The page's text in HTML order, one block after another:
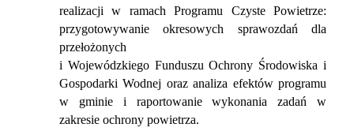
realizacji w ramach Programu Czyste Powietrze:
przygotowywanie okresowych sprawozdań dla
przełożonych
i Wojewódzkiego Funduszu Ochrony Środowiska i
Gospodarki Wodnej oraz analiza efektów programu
w gminie i raportowanie wykonania zadań w
zakresie ochrony powietrza.